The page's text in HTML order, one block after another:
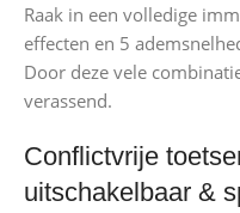
Raak in een volledige
effecten en 5
Door deze vele
verassend.
Conflictvrije
uitschakelbaar &